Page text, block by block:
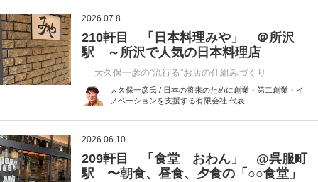
2026.07.8
210軒目 「日本料理みや」 ＠所沢
駅 ～所沢で人気の日本料理店
大久保一彦の“流行る”お店の仕組みづくり
大久保一彦氏 / 日本の将来のために創業・第二創業・イ
ノベーションを支援する有限会社 代表
2026.06.10
209軒目 「食堂 おわん」 @呉服町
駅 〜朝食、昼食、夕食の「○○食堂」